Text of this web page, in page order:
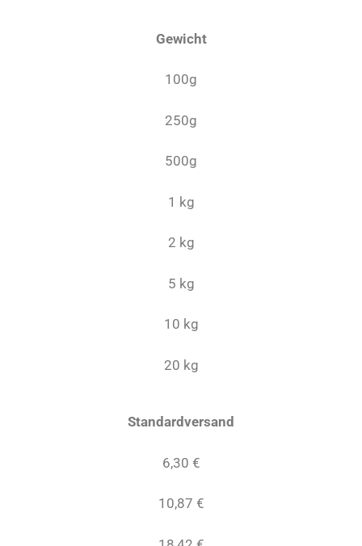
Gewicht
100g
250g
500g
1 kg
2 kg
5 kg
10 kg
20 kg
Standardversand
6,30 €
10,87 €